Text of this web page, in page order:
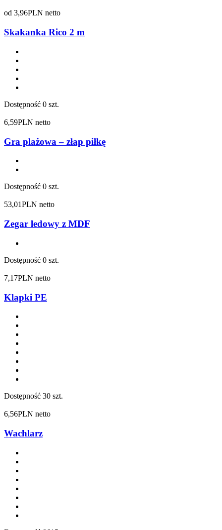
od 3,96PLN netto
Skakanka Rico 2 m
Dostępność 0 szt.
6,59PLN netto
Gra plażowa – złap piłkę
Dostępność 0 szt.
53,01PLN netto
Zegar ledowy z MDF
Dostępność 0 szt.
7,17PLN netto
Klapki PE
Dostępność 30 szt.
6,56PLN netto
Wachlarz